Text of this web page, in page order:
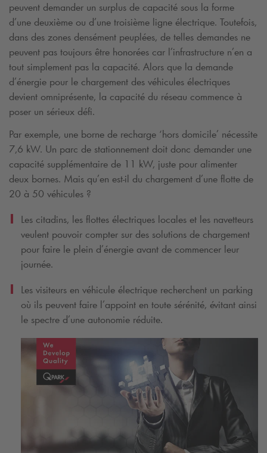
peuvent demander un surplus de capacité sous la forme
d’une deuxième ou d’une troisième ligne électrique. Toutefois,
dans des zones densément peuplées, de telles demandes ne
peuvent pas toujours être honorées car l’infrastructure n’en a
tout simplement pas la capacité. Alors que la demande
d’énergie pour le chargement des véhicules électriques
devient omniprésente, la capacité du réseau commence à
poser un sérieux défi.
Par exemple, une borne de recharge ‘hors domicile’ nécessite
7,6 kW. Un parc de stationnement doit donc demander une
capacité supplémentaire de 11 kW, juste pour alimenter
deux bornes. Mais qu’en est-il du chargement d’une flotte de
20 à 50 véhicules ?
Les citadins, les flottes électriques locales et les navetteurs
veulent pouvoir compter sur des solutions de chargement
pour faire le plein d’énergie avant de commencer leur
journée.
Les visiteurs en véhicule électrique recherchent un parking
où ils peuvent faire l’appoint en toute sérénité, évitant ainsi
le spectre d’une autonomie réduite.